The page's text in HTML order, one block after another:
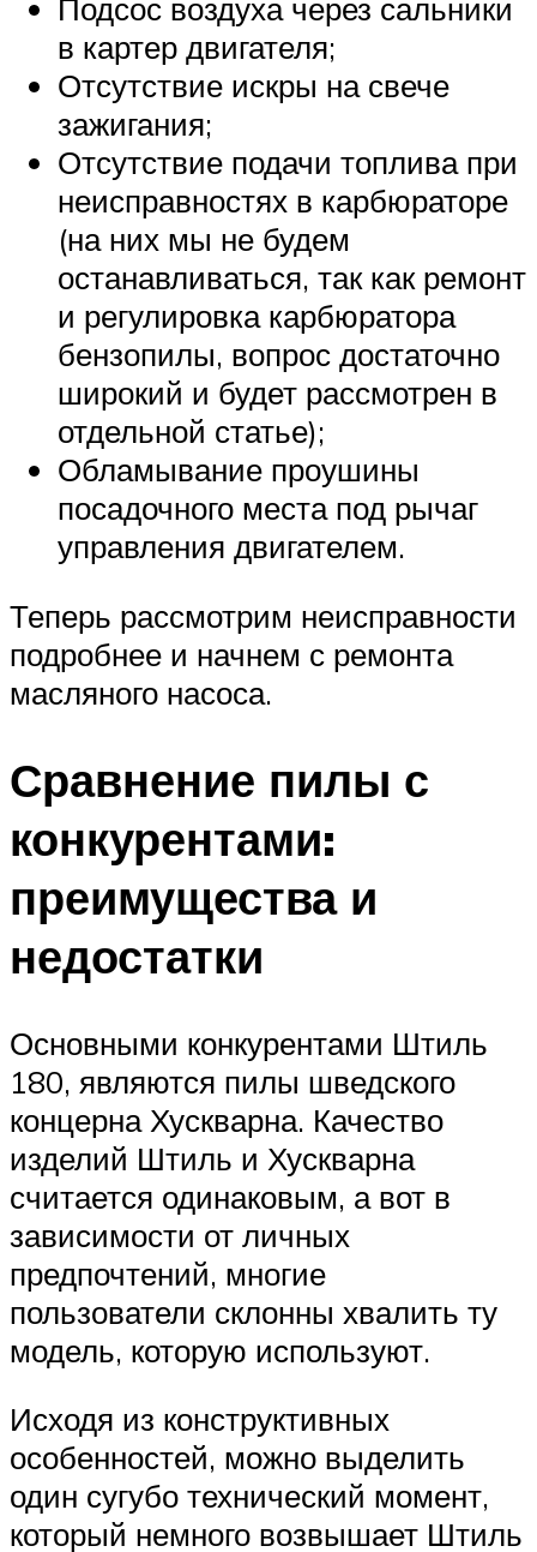
Подсос воздуха через сальники
в картер двигателя;
Отсутствие искры на свече
зажигания;
Отсутствие подачи топлива при
неисправностях в карбюраторе
(на них мы не будем
останавливаться, так как ремонт
и регулировка карбюратора
бензопилы, вопрос достаточно
широкий и будет рассмотрен в
отдельной статье);
Обламывание проушины
посадочного места под рычаг
управления двигателем.
Теперь рассмотрим неисправности
подробнее и начнем с ремонта
масляного насоса.
Сравнение пилы с
конкурентами:
преимущества и
недостатки
Основными конкурентами Штиль
180, являются пилы шведского
концерна Хускварна. Качество
изделий Штиль и Хускварна
считается одинаковым, а вот в
зависимости от личных
предпочтений, многие
пользователи склонны хвалить ту
модель, которую используют.
Исходя из конструктивных
особенностей, можно выделить
один сугубо технический момент,
который немного возвышает Штиль